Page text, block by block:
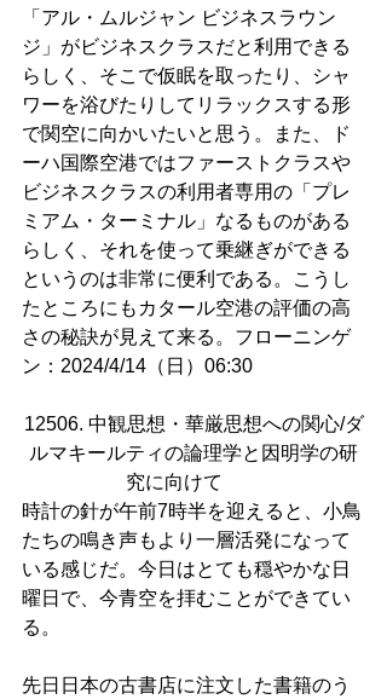
「アル・ムルジャン ビジネスラウン
ジ」がビジネスクラスだと利用できる
らしく、そこで仮眠を取ったり、シャ
ワーを浴びたりしてリラックスする形
で関空に向かいたいと思う。また、ド
ーハ国際空港ではファーストクラスや
ビジネスクラスの利用者専用の「プレ
ミアム・ターミナル」なるものがある
らしく、それを使って乗継ぎができる
というのは非常に便利である。こうし
たところにもカタール空港の評価の高
さの秘訣が見えて来る。フローニンゲ
ン：2024/4/14（日）06:30
12506. 中観思想・華厳思想への関心/ダ
ルマキールティの論理学と因明学の研
究に向けて
時計の針が午前7時半を迎えると、小鳥
たちの鳴き声もより一層活発になって
いる感じだ。今日はとても穏やかな日
曜日で、今青空を拝むことができてい
る。
先日日本の古書店に注文した書籍のう